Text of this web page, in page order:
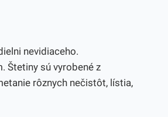
nevidiaceho.
Štetiny sú vyrobené z
rôznych nečistôt, lístia,